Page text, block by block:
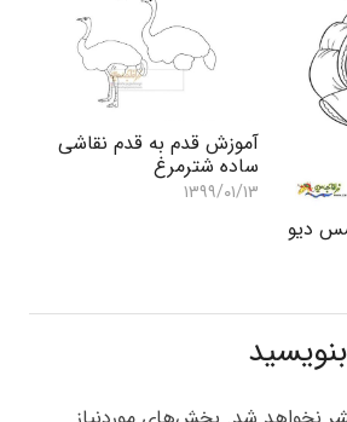
دیو
آموزش قدم به قدم نقاشی
ساده شترمرغ
۱۳۹۹/۰۱/۱۳